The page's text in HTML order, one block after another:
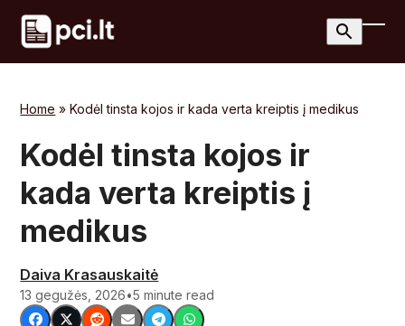
Skip
content
Home »Kodėl tinsta kojos ir kada verta kreiptis į medikus
Kodėl tinsta kojos ir
kada verta kreiptis į
medikus
Daiva Krasauskaitė
13 gegužės, 2026•5 minute read